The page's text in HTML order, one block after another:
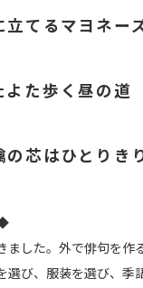
てるマヨネー
よた歩く昼の道
芯はひとりき
ました。外で俳句を作
選び、服装を選び、季